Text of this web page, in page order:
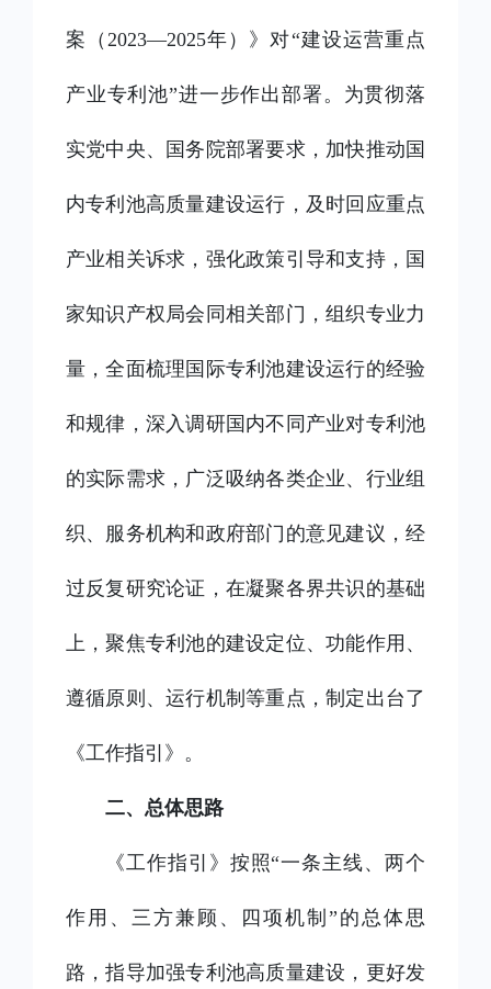
案（2023—2025年）》对“建设运营重点
产业专利池”进一步作出部署。为贯彻落
实党中央、国务院部署要求，加快推动国
内专利池高质量建设运行，及时回应重点
产业相关诉求，强化政策引导和支持，国
家知识产权局会同相关部门，组织专业力
量，全面梳理国际专利池建设运行的经验
和规律，深入调研国内不同产业对专利池
的实际需求，广泛吸纳各类企业、行业组
织、服务机构和政府部门的意见建议，经
过反复研究论证，在凝聚各界共识的基础
上，聚焦专利池的建设定位、功能作用、
遵循原则、运行机制等重点，制定出台了
《工作指引》。
二、总体思路
《工作指引》按照“一条主线、两个
作用、三方兼顾、四项机制”的总体思
路，指导加强专利池高质量建设，更好发